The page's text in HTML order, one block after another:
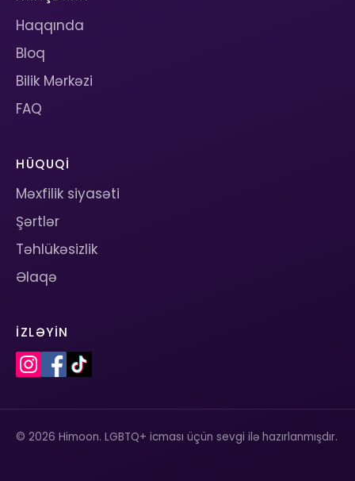
Haqqında
Bloq
Bilik Mərkəzi
FAQ
HÜQUQI
Məxfilik siyasəti
Şərtlər
Təhlükəsizlik
Əlaqə
İZLƏYIN
© 2026 Himoon. LGBTQ+ icması üçün sevgi ilə hazırlanmışdır.